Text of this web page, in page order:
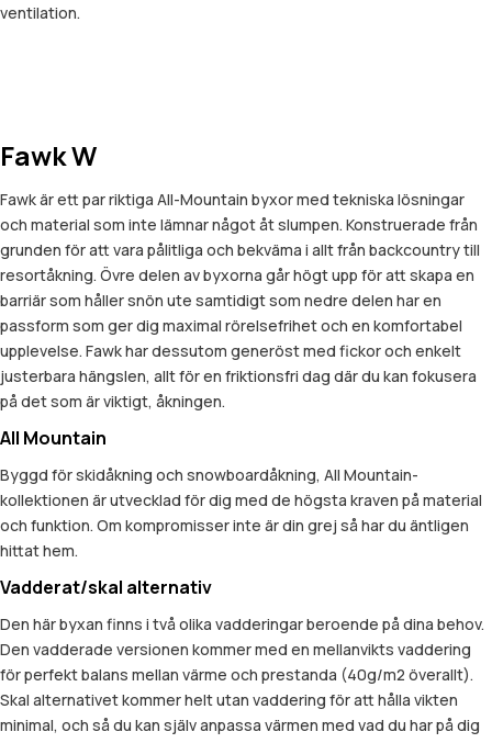
ventilation.
Fawk W
Fawk är ett par riktiga All-Mountain byxor med tekniska lösningar
och material som inte lämnar något åt slumpen. Konstruerade från
grunden för att vara pålitliga och bekväma i allt från backcountry till
resortåkning. Övre delen av byxorna går högt upp för att skapa en
barriär som håller snön ute samtidigt som nedre delen har en
passform som ger dig maximal rörelsefrihet och en komfortabel
upplevelse. Fawk har dessutom generöst med fickor och enkelt
justerbara hängslen, allt för en friktionsfri dag där du kan fokusera
på det som är viktigt, åkningen.
All Mountain
Byggd för skidåkning och snowboardåkning, All Mountain-
kollektionen är utvecklad för dig med de högsta kraven på material
och funktion. Om kompromisser inte är din grej så har du äntligen
hittat hem.
Vadderat/skal alternativ
Den här byxan finns i två olika vadderingar beroende på dina behov.
Den vadderade versionen kommer med en mellanvikts vaddering
för perfekt balans mellan värme och prestanda (40g/m2 överallt).
Skal alternativet kommer helt utan vaddering för att hålla vikten
minimal, och så du kan själv anpassa värmen med vad du har på dig